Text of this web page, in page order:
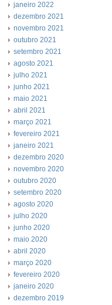
janeiro 2022
dezembro 2021
novembro 2021
outubro 2021
setembro 2021
agosto 2021
julho 2021
junho 2021
maio 2021
abril 2021
março 2021
fevereiro 2021
janeiro 2021
dezembro 2020
novembro 2020
outubro 2020
setembro 2020
agosto 2020
julho 2020
junho 2020
maio 2020
abril 2020
março 2020
fevereiro 2020
janeiro 2020
dezembro 2019